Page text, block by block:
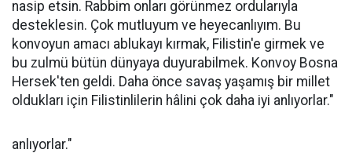
nasip etsin. Rabbim onları görünmez ordularıyla
desteklesin. Çok mutluyum ve heyecanlıyım. Bu
konvoyun amacı ablukayı kırmak, Filistin'e girmek ve
bu zulmü bütün dünyaya duyurabilmek. Konvoy Bosna
Hersek'ten geldi. Daha önce savaş yaşamış bir millet
oldukları için Filistinlilerin hâlini çok daha iyi anlıyorlar."
anlıyorlar."